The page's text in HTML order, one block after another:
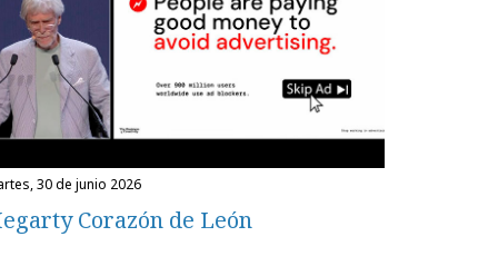
30 de junio 2026
Corazón de León